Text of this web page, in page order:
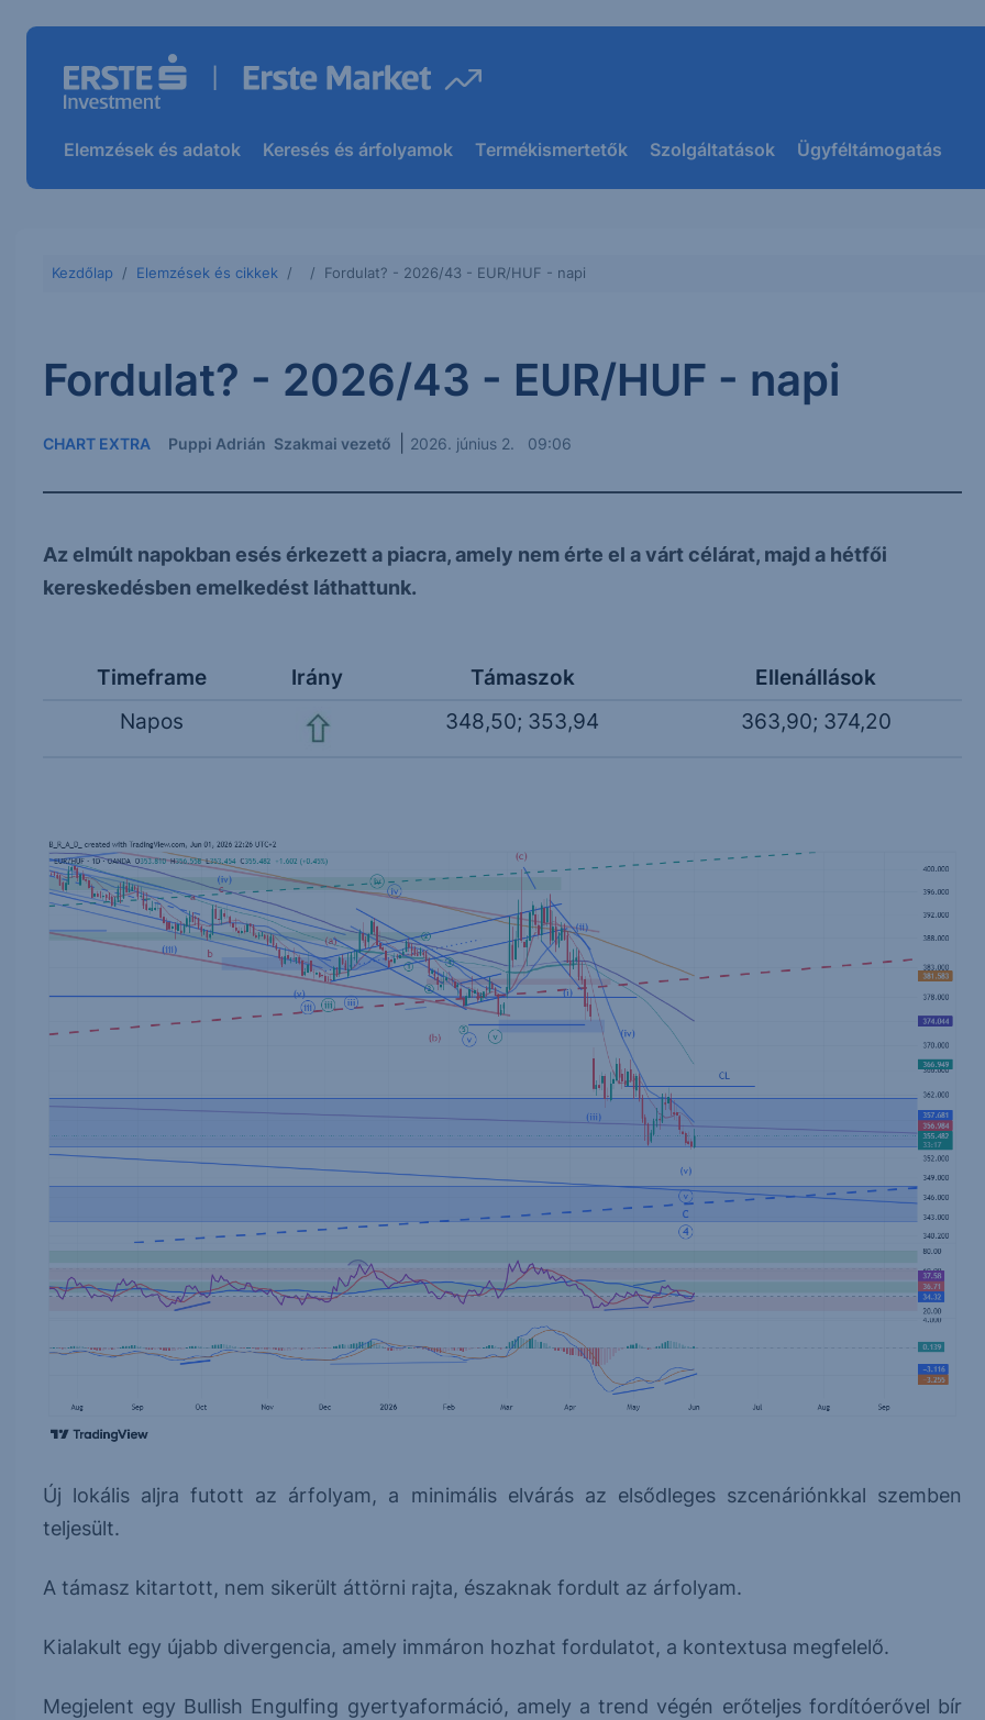
Elemzések és adatok Keresés és árfolyamok Termékismertetők Szolgáltatások Ügyféltámogatás
Kezdőlap Elemzések és cikkek Fordulat? - 2026/43 - EUR/HUF - napi
Fordulat? - 2026/43 - EUR/HUF - napi
CHART EXTRA Puppi Adrián Szakmai vezető 2026. június 2. 09:06
Az elmúlt napokban esés érkezett a piacra, amely nem érte el a várt célárat, majd a hétfői
kereskedésben emelkedést láthattunk.
Timeframe Irány Támaszok
Ellenállások
Napos
348,50; 353,94 363,90; 374,20
Új lokális aljra futott az árfolyam, a minimális elvárás az elsődleges szcenáriónkkal szemben
teljesült.
A támasz kitartott, nem sikerült áttörni rajta, északnak fordult az árfolyam.
Kialakult egy újabb divergencia, amely immáron hozhat fordulatot, a kontextusa megfelelő.
Megjelent egy Bullish Engulfing gyertyaformáció, amely a trend végén erőteljes fordítóerővel bír